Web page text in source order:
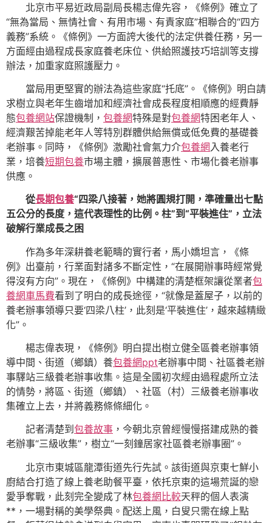
北京市平易近政局副局長楊志偉先容，《條例》確立了
“無為當局、無情社會、有用市場、有責家庭”相聯合的“四方
義務”系統。《條例》一方面誇大後代的法定供養任務，另一
方面經由過程成長家庭養老床位、供給照護技巧培訓等支撐
辦法，加重家庭照護壓力。
當局用更堅實的辦法為這些家庭“托底”。《條例》明白請
求樹立與老年生齒增加和經濟社會成長程度相順應的經費靜
態包養網站保證機制， 包養網特殊是對包養網特困老年人、
經濟艱苦掉能老年人等特別群體供給無償或低免費的基礎養
老辦事。同時，《條例》激勵社會氣力介包養網 入養老行
業，培養短期包養市場主體，擴展普惠性、市場化養老辦事
供應。
從長期包養“四梁八接著，她將圓規打開，準確量出七點
五公分的長度，這代表理性的比例。柱”到“平裝進住”，立法
破解行業成長之困
作為多年深耕養老範疇的實行者，馬小嬌坦言，《條
例》出臺前，行業面對諸多不斷定性，“在展開辦事時經常覺
得沒有方向”。現在，《條例》中構建的清楚框架讓從業者包
養網車馬費看到了明白的成長途徑，“就像是蓋屋子，以前的
養老辦事領導只要‘四梁八柱’，此刻是‘平裝進住’，越來越精緻
化”。
楊志偉表現，《條例》明白提出樹立健全區養老辦事領
導中間、街道（鄉鎮）養包養網ppt老辦事中間、社區養老辦
事驛站三級養老辦事收集。這是全國初次經由過程處所立法
的情勢，將區、街道（鄉鎮）、社區（村）三級養老辦事收
集確立上去，并將義務條條細化。
記者清楚到 包養故事 ，今朝北京曾經慢慢搭建成熟的養
老辦事“三級收集”，樹立“一刻鐘居家社區養老辦事圈”。
北京市東城區龍潭街道先行先試。該街道與京東七鮮小
廚結合打造了線上養老助餐平臺，依托京東的這場荒誕的戀
愛爭奪戰，此刻完全變成了林包養網比較天秤的個人表演
**，一場對稱的美學祭典。配送上風，白叟只需在線上點